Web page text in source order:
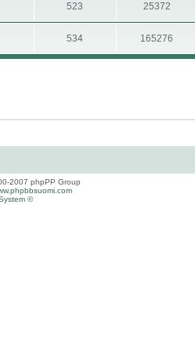
523 25372
534 165276
2007 phpPP Group
©